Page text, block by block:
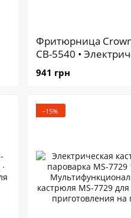
Фритюрница
CB-5540 •
фритюрница 2 л
с регулируемым
941 грн
−15%